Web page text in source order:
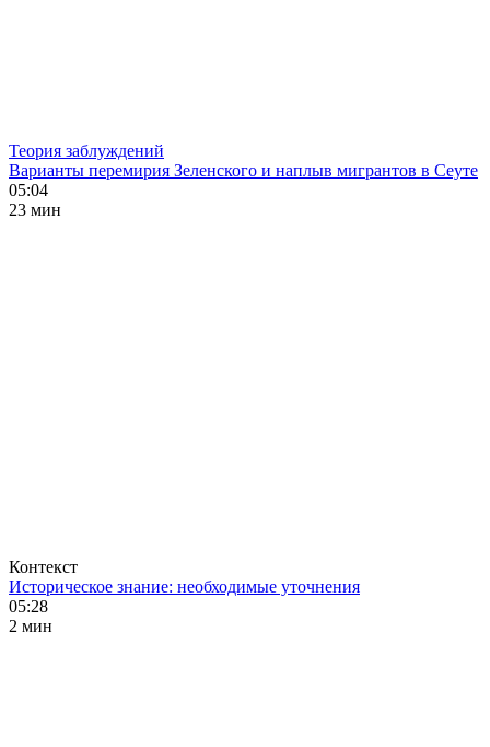
Теория заблуждений
Варианты перемирия Зеленского и наплыв мигрантов в Сеуте
05:04
23 мин
Контекст
Историческое знание: необходимые уточнения
05:28
2 мин